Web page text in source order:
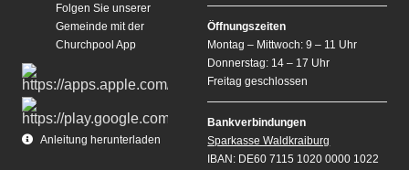
Folgen Sie unserer
Gemeinde mit der
Churchpool App
Anleitung herunterladen
Öffnungszeiten
Montag – Mittwoch: 9 – 11 Uhr
Donnerstag: 14 – 17 Uhr
Freitag geschlossen
Bankverbindungen
Sparkasse Waldkraiburg
IBAN: DE60 7115 1020 0000 1022